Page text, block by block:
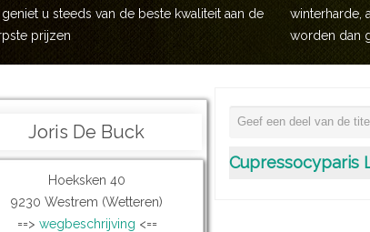
u steeds van de beste kwaliteit aan de
prijzen
winterharde,
worden dan
Joris De Buck
Hoeksken 40
9230 Westrem (Wetteren)
==> wegbeschrijving <==
Cupressocyparis